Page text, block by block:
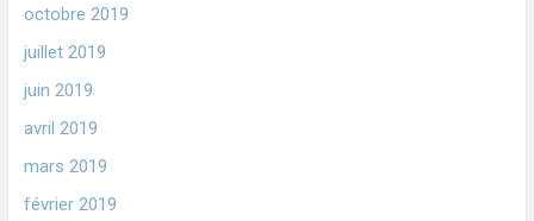
octobre 2019
juillet 2019
juin 2019
avril 2019
mars 2019
février 2019